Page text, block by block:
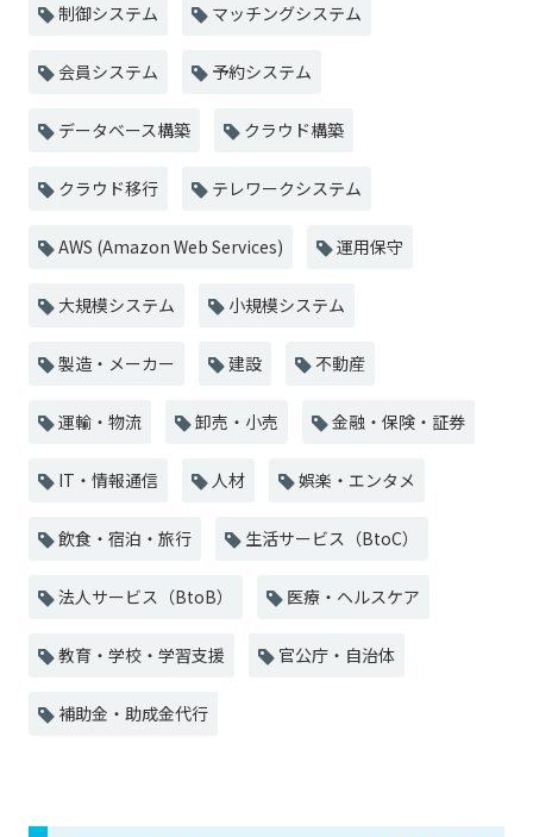
制御システム マッチングシステム
会員システム 予約システム
データベース構築 クラウド構築
クラウド移行 テレワークシステム
AWS (Amazon Web Services) 運用保守
大規模システム 小規模システム
製造・メーカー 建設 不動産
運輸・物流 卸売・小売 金融・保険・証券
IT・情報通信 人材 娯楽・エンタメ
飲食・宿泊・旅行 生活サービス（BtoC）
法人サービス（BtoB） 医療・ヘルスケア
教育・学校・学習支援 官公庁・自治体
補助金・助成金代行